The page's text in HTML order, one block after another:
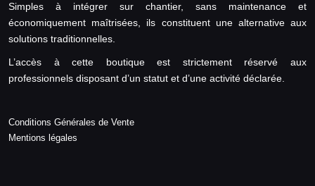
Simples à intégrer sur chantier, sans maintenance et
économiquement maîtrisées, ils constituent une alternative aux
solutions traditionnelles.
L’accès à cette boutique est strictement réservé aux
professionnels disposant d’un statut et d’une activité déclarée.
Conditions Générales de Vente
Mentions légales